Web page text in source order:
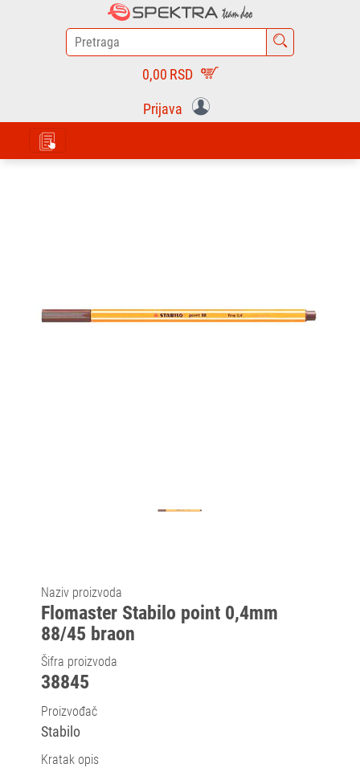
0,00 RSD
Prijava
Naziv proizvoda
Flomaster Stabilo point 0,4mm
88/45 braon
Šifra proizvoda
38845
Proizvođač
Stabilo
Kratak opis